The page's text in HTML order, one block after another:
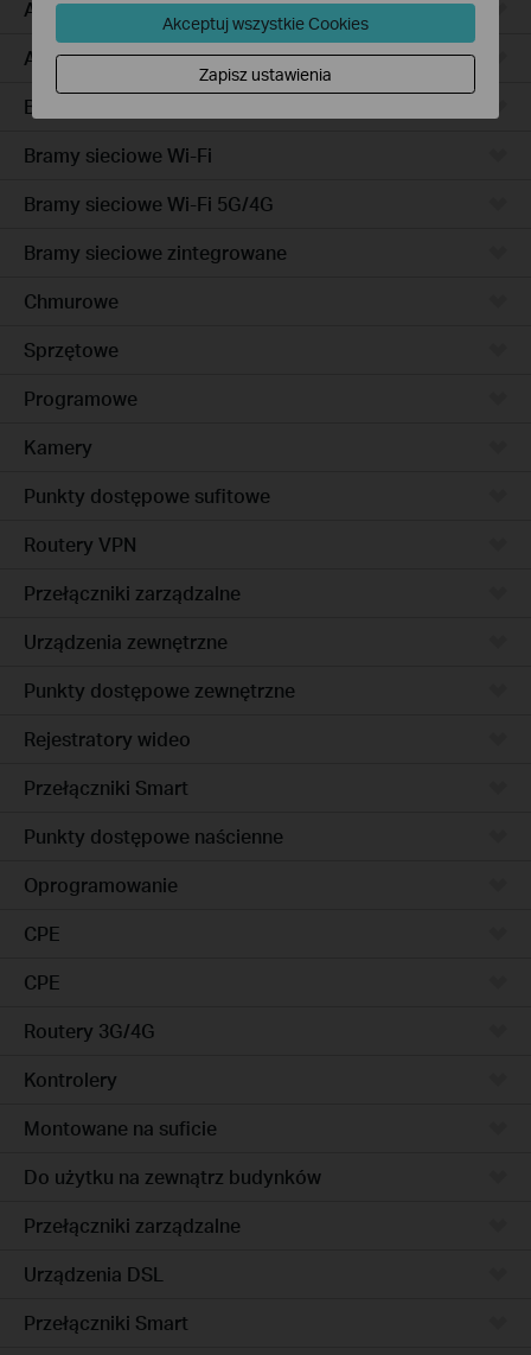
Access Pro
Access
Bramy sieciowe przewodowe
Bramy sieciowe Wi-Fi
Bramy sieciowe Wi-Fi 5G/4G
Bramy sieciowe zintegrowane
Chmurowe
Sprzętowe
Programowe
Kamery
Punkty dostępowe sufitowe
Routery VPN
Przełączniki zarządzalne
Urządzenia zewnętrzne
Punkty dostępowe zewnętrzne
Rejestratory wideo
Przełączniki Smart
Punkty dostępowe naścienne
Oprogramowanie
CPE
CPE
Routery 3G/4G
Kontrolery
Montowane na suficie
Do użytku na zewnątrz budynków
Przełączniki zarządzalne
Urządzenia DSL
Przełączniki Smart
Akceptuj wszystkie Cookies
Zapisz ustawienia